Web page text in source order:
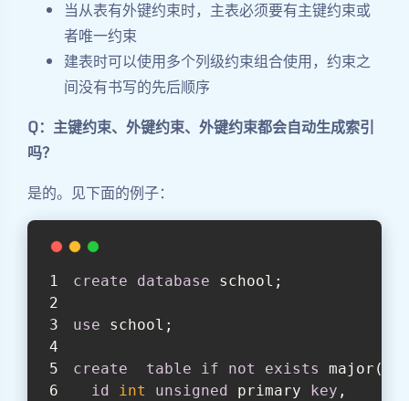
当从表有外键约束时，主表必须要有主键约束或
者唯一约束
建表时可以使用多个列级约束组合使用，约束之
间没有书写的先后顺序
Q：主键约束、外键约束、外键约束都会自动生成索引
吗？
是的。见下面的例子：
create database school;
use school;
create table if not exists
major(
id
int unsigned primary key ,